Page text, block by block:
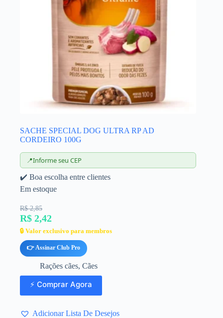
SACHE SPECIAL DOG ULTRA RP AD
CORDEIRO 100G
📍Informe seu CEP
✔️ Boa escolha entre clientes
Em estoque
R$ 2,85
R$ 2,42
🔒 Valor exclusivo para membros
👉 Assinar Club Pro
Rações cães, Cães
⚡ Comprar Agora
Adicionar Lista De Desejos